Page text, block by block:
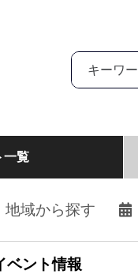
一覧
地域から探す
ベント情報